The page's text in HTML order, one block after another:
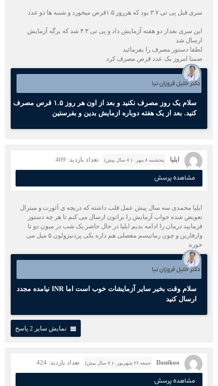
سری قبل پی تی ۳.۷ بود که هرروز ۱.۵قرص میخورد و شنبه ها دو عدد
این سری بعداز دو هفته آزمایش داد و پی تی ۴.۳ شد که برگه آزمایش
ارسال شد
لطفا دستور مصرف را بفرمائید
ضمنا امروز یک عدد قرص مصرف کرد
دکتر خلیل فروزان نیا
سلام یک روز مصرف نکنید و بعد از اون هر روز ۱.۵ قرص مصرف
کنید. بعد از یک هفته دوباره ازمایش بدین و بفرستین
ایلیا پنجشنبه ۸ مهر ۰( 4 سال پیش) تعداد بازدید: 409
مشاهده پرسش
ایلیا محمدی سه سال پیش عمل قلب داشته که دریچه ی آئورت و میترال
تعویض شده جواب آزمایش را براتون ارسال می کنم تا هر چه دستور
فرمایید درمان را ادامه بدیم ایلیا در حال حاضر یک شب در میون دو تا
وارفارین و چون رماتیسم مفصلی هم داره یکی پردنیزولون ۵ میل می
خوره
دکتر خلیل فروزان نیا
سلام وقت بخیر سایر آزمایشات خوب است اما INR نیامده مجدد
ارسال کنید
نمایش سایر 2 پاسخ
Danikoo جمعه ۲۶ شهریور ۰( 4 سال پیش) تعداد بازدید: 424
مشاهده پرسش